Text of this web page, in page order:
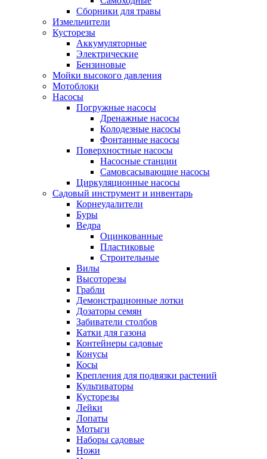
Сборники для травы
Измельчители
Кусторезы
Аккумуляторные
Электрические
Бензиновые
Мойки высокого давления
Мотоблоки
Насосы
Погружные насосы
Дренажные насосы
Колодезные насосы
Фонтанные насосы
Поверхностные насосы
Насосные станции
Самовсасывающие насосы
Циркуляционные насосы
Садовый инструмент и инвентарь
Корнеудалители
Буры
Ведра
Оцинкованные
Пластиковые
Строительные
Вилы
Высоторезы
Грабли
Демонстрационные лотки
Дозаторы семян
Забиватели столбов
Катки для газона
Контейнеры садовые
Конусы
Косы
Крепления для подвязки растений
Культиваторы
Кусторезы
Лейки
Лопаты
Мотыги
Наборы садовые
Ножи